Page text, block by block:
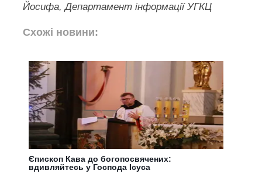
Йосифа, Департамент інформації УГКЦ
Схожі новини:
Єпископ Кава до богопосвячених:
вдивляйтесь у Господа Ісуса